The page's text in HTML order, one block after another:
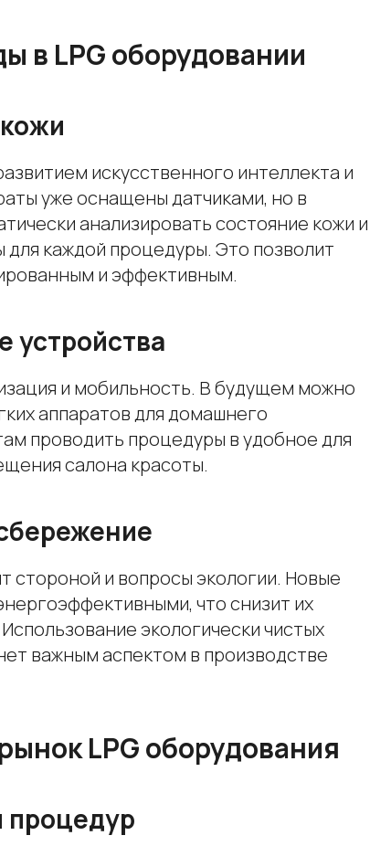
в LPG оборудовании
искусственного интеллекта и
уже оснащены датчиками, но в
анализировать состояние кожи и
каждой процедуры. Это позволит
и эффективным.
устройства
и мобильность. В будущем можно
аппаратов для домашнего
проводить процедуры в удобное для
салона красоты.
стороной и вопросы экологии. Новые
что снизит их
экологически чистых
важным аспектом в производстве
LPG оборудования
процедур